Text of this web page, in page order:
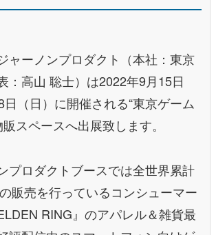
ャーノンプロダクト（本社：東京
：高山 聡士）は2022年9月15日
日（日）に開催される“東京ゲーム
スペースへ出展致します。
プロダクトブースでは全世界累計
販売を行っているコンシューマー
RING』のアパレル＆雑貨最